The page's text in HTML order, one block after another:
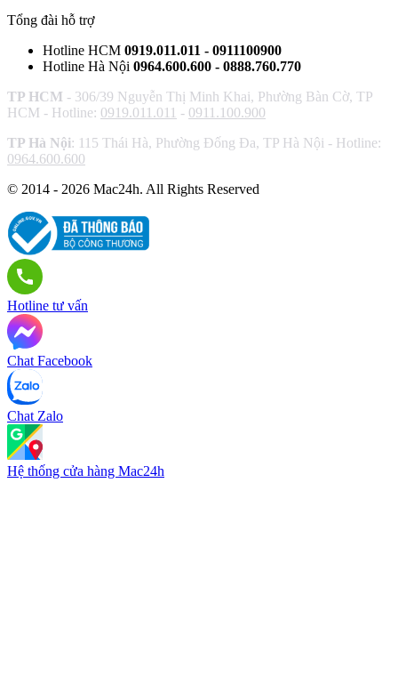
Tổng đài hỗ trợ
Hotline HCM 0919.011.011 - 0911100900
Hotline Hà Nội 0964.600.600 - 0888.760.770
TP HCM - 306/39 Nguyễn Thị Minh Khai, Phường Bàn Cờ, TP
HCM - Hotline: 0919.011.011 - 0911.100.900
TP Hà Nội: 115 Thái Hà, Phường Đống Đa, TP Hà Nội - Hotline:
0964.600.600
© 2014 - 2026 Mac24h. All Rights Reserved
Hotline tư vấn
Chat Facebook
Chat Zalo
Hệ thống cửa hàng Mac24h